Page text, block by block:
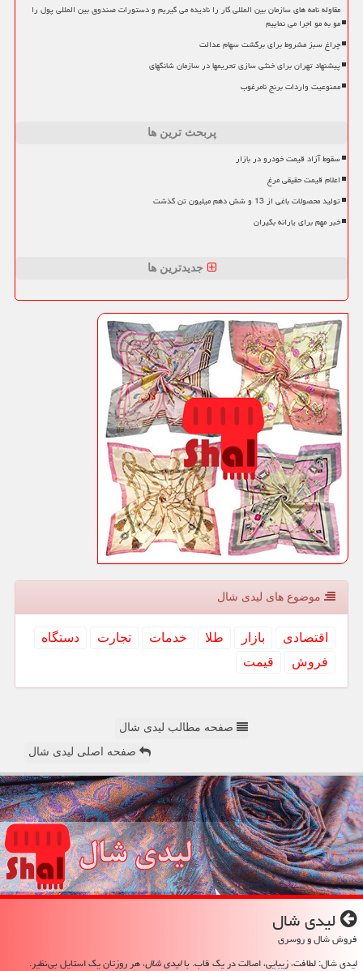
مقاوله نامه های سازمان بین المللی کار را نادیده می گیریم و دستورات صندوق بین المللی پول را
مو به مو اجرا می نماییم
چراغ سبز مشروط برای برگشت سهام عدالت
پیشنهاد تهران برای خنثی سازی تحریمها در سازمان شانگهای
ممنوعیت واردات برنج نامرغوب
پربحث ترین ها
سقوط آزاد قیمت خودرو در بازار
اعلام قیمت حقیقی مرغ
تولید محصولات باغی از 13 و شش دهم میلیون تن گذشت
خبر مهم برای یارانه بگیران
جدیدترین ها
موضوع های لیدی شال
اقتصادی بازار طلا خدمات تجارت
دستگاه
فروش
قیمت
صفحه مطالب لیدی شال
صفحه اصلی لیدی شال
لیدی شال
فروش شال و روسری
لیدی شال: لطافت، زیبایی، اصالت در یک قاب. بالیدی شال، هر روزتان یک استایل بی‌نظیر.